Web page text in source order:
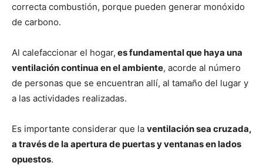
correcta combustión, porque pueden generar monóxido
de carbono.
Al calefaccionar el hogar, es fundamental que haya una
ventilación continua en el ambiente, acorde al número
de personas que se encuentran allí, al tamaño del lugar y
a las actividades realizadas.
Es importante considerar que la ventilación sea cruzada,
a través de la apertura de puertas y ventanas en lados
opuestos.